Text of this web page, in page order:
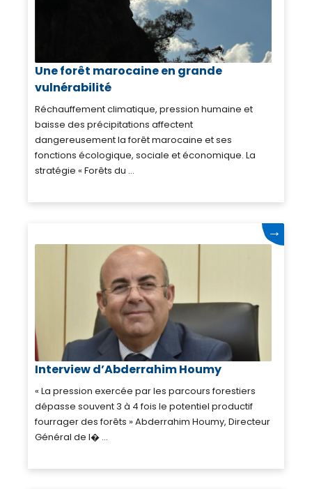
Une forêt marocaine en grande
vulnérabilité
Réchauffement climatique, pression humaine et
baisse des précipitations affectent
dangereusement la forêt marocaine et ses
fonctions écologique, sociale et économique. La
stratégie « Forêts du ...
Interview d’Abderrahim Houmy
« La pression exercée par les parcours forestiers
dépasse souvent 3 à 4 fois le potentiel productif
fourrager des forêts » Abderrahim Houmy, Directeur
Général de l� ...
→